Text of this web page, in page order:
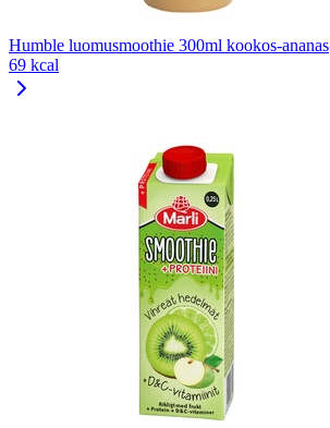
Humble luomusmoothie 300ml kookos-ananas
69 kcal